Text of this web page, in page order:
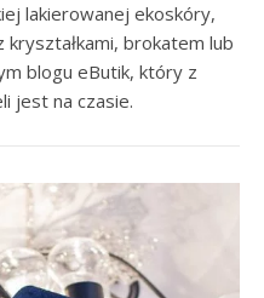
lakierowanej ekoskóry,
brokatem lub
blogu eButik, który z
jest na czasie.